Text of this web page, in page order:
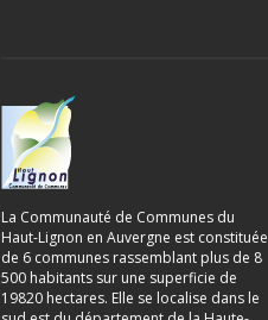
La Communauté de Communes du
Haut-Lignon en Auvergne est constituée
de 6 communes rassemblant plus de 8
500 habitants sur une superficie de
19820 hectares. Elle se localise dans le